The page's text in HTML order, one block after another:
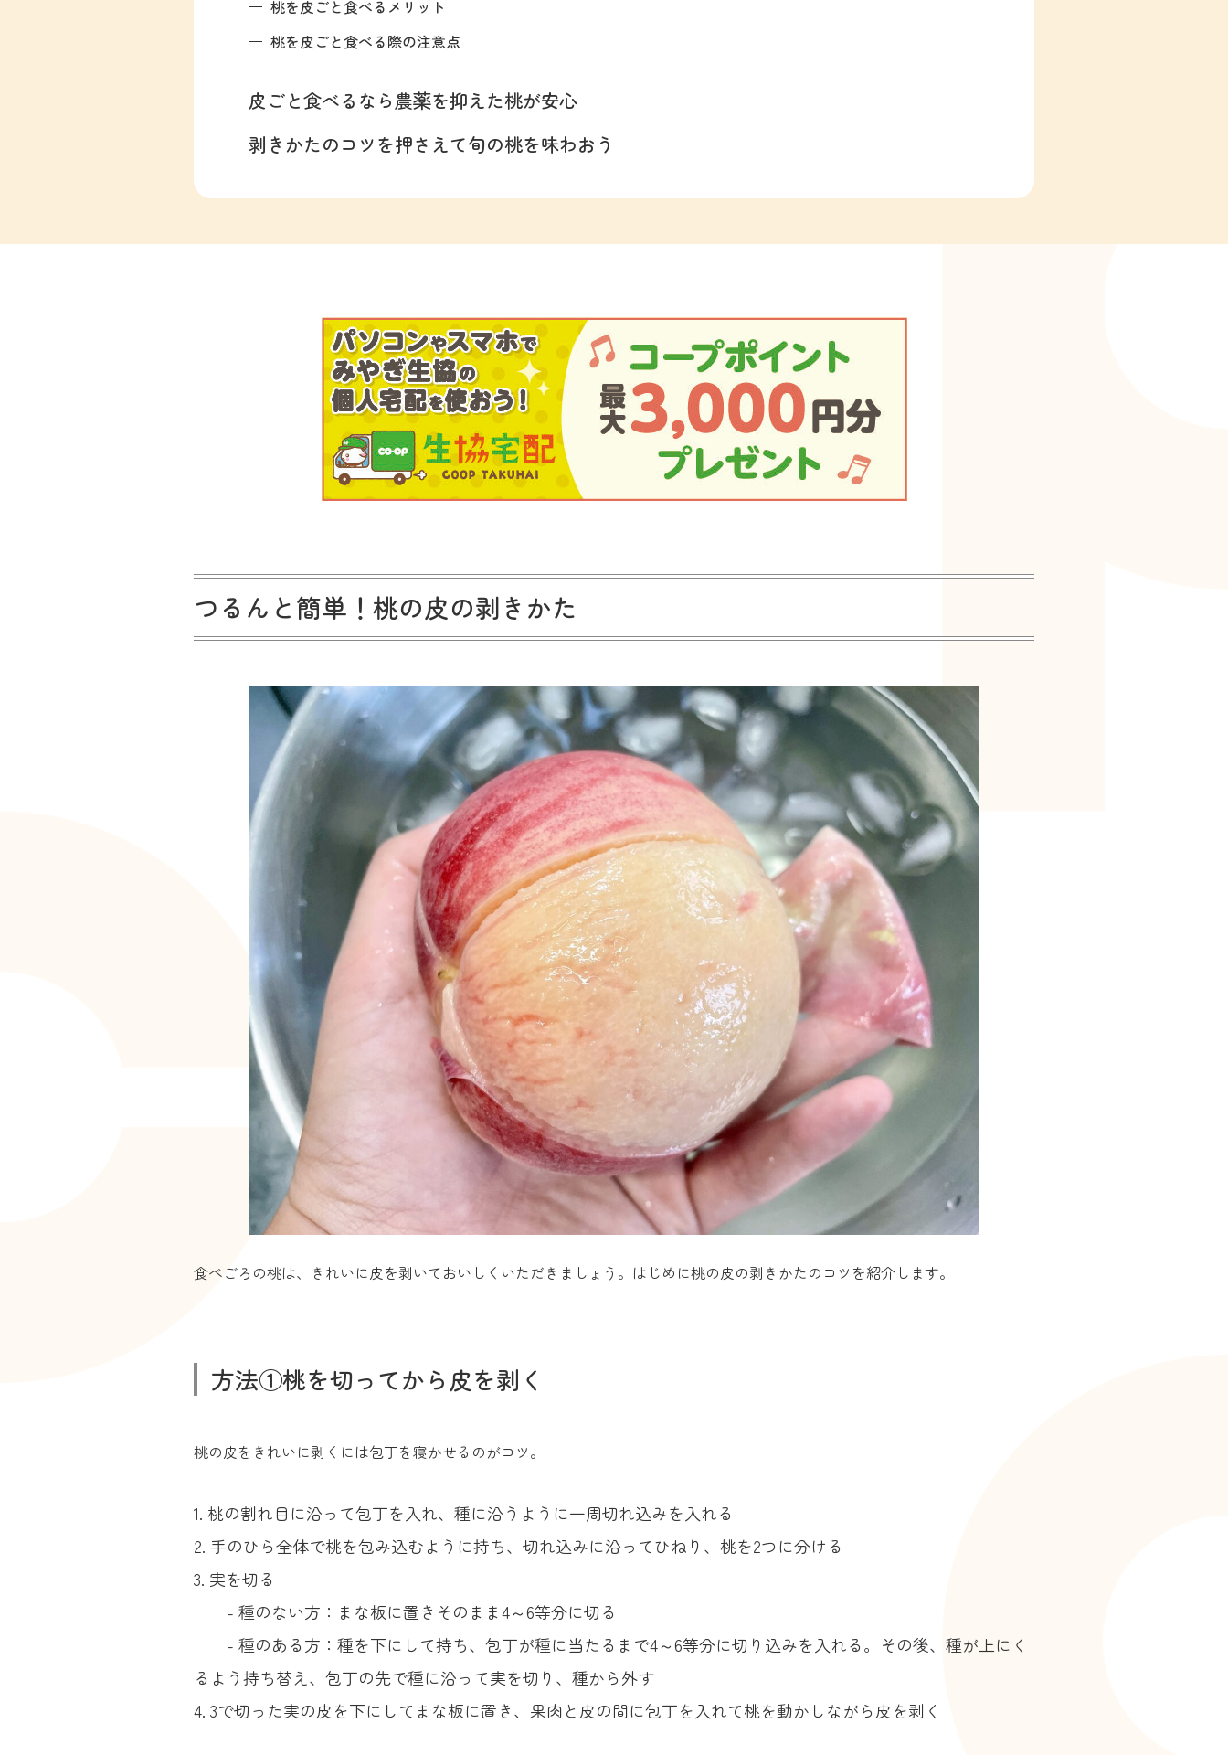
桃を皮ごと食べるメリット
桃を皮ごと食べる際の注意点
皮ごと食べるなら農薬を抑えた桃が安心
剥きかたのコツを押さえて旬の桃を味わおう
つるんと簡単！桃の皮の剥きかた
食べごろの桃は、きれいに皮を剥いておいしくいただきましょう。はじめに桃の皮の剥きかたのコツを紹介します。
方法①桃を切ってから皮を剥く
桃の皮をきれいに剥くには包丁を寝かせるのがコツ。
桃の割れ目に沿って包丁を入れ、種に沿うように一周切れ込みを入れる
手のひら全体で桃を包み込むように持ち、切れ込みに沿ってひねり、桃を2つに分ける
実を切る
- 種のない方：まな板に置きそのまま4～6等分に切る
- 種のある方：種を下にして持ち、包丁が種に当たるまで4～6等分に切り込みを入れる。その後、種が上にく
るよう持ち替え、包丁の先で種に沿って実を切り、種から外す
3で切った実の皮を下にしてまな板に置き、果肉と皮の間に包丁を入れて桃を動かしながら皮を剥く